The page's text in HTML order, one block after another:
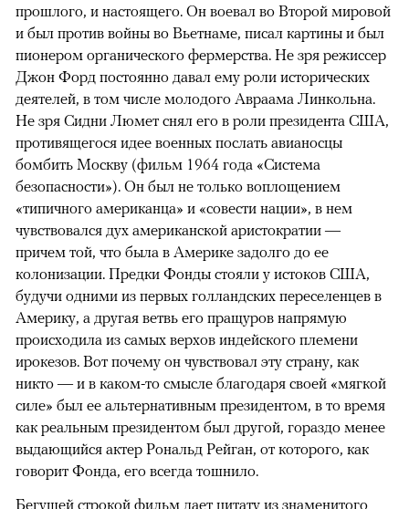
прошлого, и настоящего. Он воевал во Второй мировой
и был против войны во Вьетнаме, писал картины и был
пионером органического фермерства. Не зря режиссер
Джон Форд постоянно давал ему роли исторических
деятелей, в том числе молодого Авраама Линкольна.
Не зря Сидни Люмет снял его в роли президента США,
противящегося идее военных послать авианосцы
бомбить Москву (фильм 1964 года «Система
безопасности»). Он был не только воплощением
«типичного американца» и «совести нации», в нем
чувствовался дух американской аристократии —
причем той, что была в Америке задолго до ее
колонизации. Предки Фонды стояли у истоков США,
будучи одними из первых голландских переселенцев в
Америку, а другая ветвь его пращуров напрямую
происходила из самых верхов индейского племени
ирокезов. Вот почему он чувствовал эту страну, как
никто — и в каком-то смысле благодаря своей «мягкой
силе» был ее альтернативным президентом, в то время
как реальным президентом был другой, гораздо менее
выдающийся актер Рональд Рейган, от которого, как
говорит Фонда, его всегда тошнило.
Бегущей строкой фильм дает цитату из знаменитого